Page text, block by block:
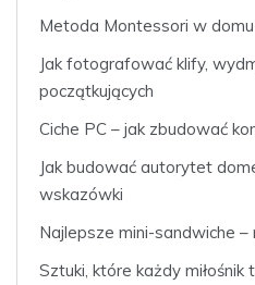
Metoda Montessori w
Jak fotografować klify,
początkujących
Ciche PC – jak zbudować
Jak budować autorytet
wskazówki
Najlepsze mini-sandwiche –
Sztuki, które każdy